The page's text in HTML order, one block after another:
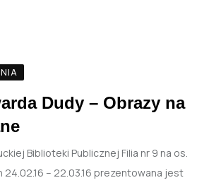
Dudy – Obrazy na
Biblioteki Publicznej Filia nr 9 na os.
24.02.16 – 22.03.16 prezentowana jest